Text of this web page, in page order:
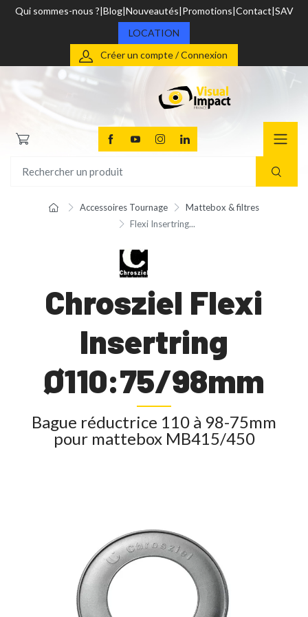
Qui sommes-nous ? Blog Nouveautés Promotions Contact SAV
LOCATION
Créer un compte / Connexion
Accessoires Tournage
Mattebox & filtres
Flexi Insertring...
Chrosziel Flexi
Insertring
Ø110:75/98mm
Bague réductrice 110 à 98-75mm
pour mattebox MB415/450